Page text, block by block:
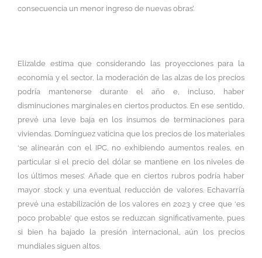
consecuencia un menor ingreso de nuevas obras’.
Elizalde estima que considerando las proyecciones para la
economía y el sector, la moderación de las alzas de los precios
podría mantenerse durante el año e, incluso, haber
disminuciones marginales en ciertos productos. En ese sentido,
prevé una leve baja en los insumos de terminaciones para
viviendas. Domínguez vaticina que los precios de los materiales
‘se alinearán con el IPC, no exhibiendo aumentos reales, en
particular si el precio del dólar se mantiene en los niveles de
los últimos meses’. Añade que en ciertos rubros podría haber
mayor stock y una eventual reducción de valores. Echavarría
prevé una estabilización de los valores en 2023 y cree que ‘es
poco probable’ que estos se reduzcan significativamente, pues
si bien ha bajado la presión internacional, aún los precios
mundiales siguen altos.